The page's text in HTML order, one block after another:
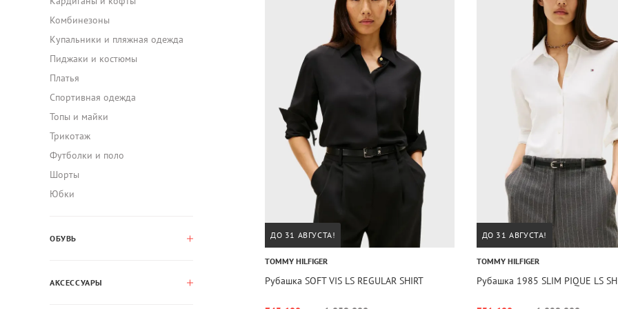
Комбинезоны
Купальники и пляжная одежда
Пиджаки и костюмы
Платья
Спортивная одежда
Топы и майки
Трикотаж
Футболки и поло
Шорты
Юбки
ОБУВЬ
АКСЕССУАРЫ
ДО 31 АВГУСТА!
TOMMY HILFIGER
Рубашка SOFT VIS LS REGULAR SHIRT
ДО 31 АВГУСТА!
TOMMY HILFIGER
Рубашка 1985 SLIM PIQUE LS